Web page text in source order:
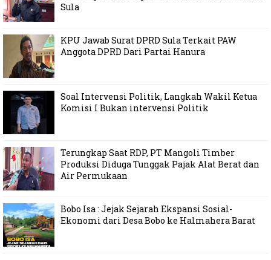
Sula
KPU Jawab Surat DPRD Sula Terkait PAW
Anggota DPRD Dari Partai Hanura
Soal Intervensi Politik, Langkah Wakil Ketua
Komisi I Bukan intervensi Politik
Terungkap Saat RDP, PT Mangoli Timber
Produksi Diduga Tunggak Pajak Alat Berat dan
Air Permukaan
Bobo Isa : Jejak Sejarah Ekspansi Sosial-
Ekonomi dari Desa Bobo ke Halmahera Barat